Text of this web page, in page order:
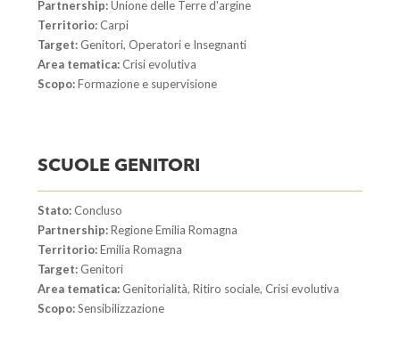
Partnership:Unione delle Terre d'argine
Territorio:Carpi
Target: Genitori, Operatori e Insegnanti
Area tematica:Crisi evolutiva
Scopo:Formazione e supervisione
SCUOLE GENITORI
Stato:Concluso
Partnership:Regione Emilia Romagna
Territorio:Emilia Romagna
Target: Genitori
Area tematica: Genitorialità, Ritiro sociale, Crisi evolutiva
Scopo:Sensibilizzazione